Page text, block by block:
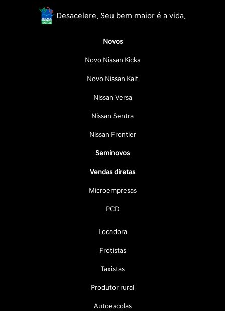
Desacelere. Seu bem maior é a vida.
Novos
Novo Nissan Kicks
Novo Nissan Kait
Nissan Versa
Nissan Sentra
Nissan Frontier
Seminovos
Vendas diretas
Microempresas
PCD
Locadora
Frotistas
Taxistas
Produtor rural
Autoescolas